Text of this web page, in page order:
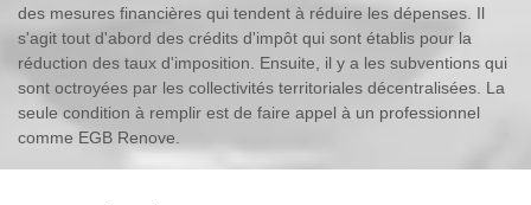
des mesures financières qui tendent à réduire les dépenses. Il
s'agit tout d'abord des crédits d'impôt qui sont établis pour la
réduction des taux d'imposition. Ensuite, il y a les subventions qui
sont octroyées par les collectivités territoriales décentralisées. La
seule condition à remplir est de faire appel à un professionnel
comme EGB Renove.